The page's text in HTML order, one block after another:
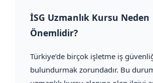
İSG Uzmanlık Kursu Neden
Önemlidir?
Türkiye’de birçok işletme iş
bulundurmak zorundadır. Bu